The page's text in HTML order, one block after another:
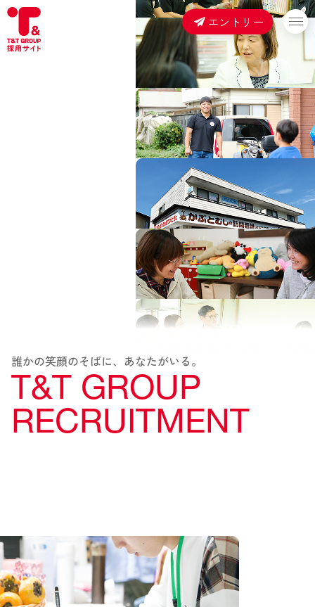
エントリー
誰かの笑顔のそばに、あなたがいる。
T&T GROUP
RECRUITMENT